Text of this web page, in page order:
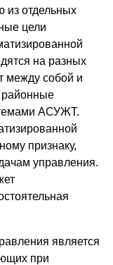
из отдельных
цели
на разных
между собой и
АСУЖТ.
признаку,
управления.
является
при